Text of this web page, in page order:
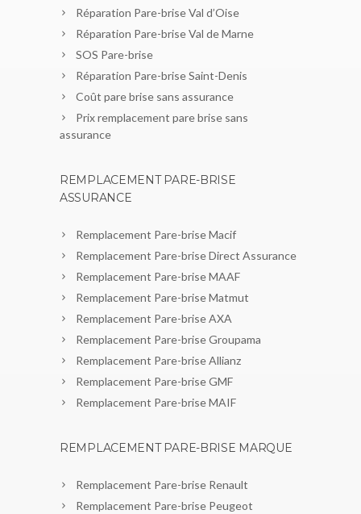
Réparation Pare-brise Val d’Oise
Réparation Pare-brise Val de Marne
SOS Pare-brise
Réparation Pare-brise Saint-Denis
Coût pare brise sans assurance
Prix remplacement pare brise sans
assurance
REMPLACEMENT PARE-BRISE
ASSURANCE
Remplacement Pare-brise Macif
Remplacement Pare-brise Direct Assurance
Remplacement Pare-brise MAAF
Remplacement Pare-brise Matmut
Remplacement Pare-brise AXA
Remplacement Pare-brise Groupama
Remplacement Pare-brise Allianz
Remplacement Pare-brise GMF
Remplacement Pare-brise MAIF
REMPLACEMENT PARE-BRISE MARQUE
Remplacement Pare-brise Renault
Remplacement Pare-brise Peugeot